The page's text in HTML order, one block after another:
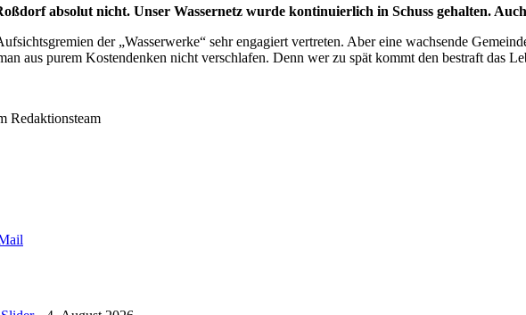
absolut nicht. Unser Wassernetz wurde kontinuierlich in Schuss gehalten.
der „Wasserwerke“ sehr engagiert vertreten. Aber eine wachsende
aus purem Kostendenken nicht verschlafen. Denn wer zu spät kommt den bestraft das
Redaktionsteam